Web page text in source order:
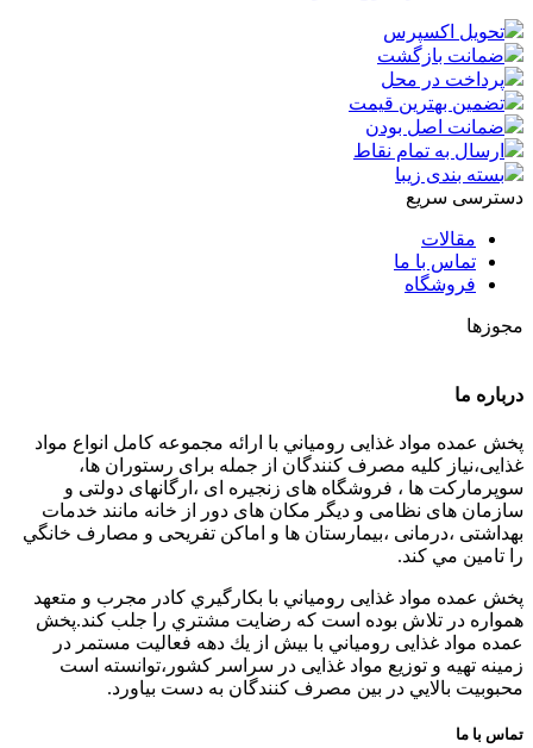
تحویل اکسپرس
ضمانت بازگشت
پرداخت در محل
تضمین بهترین قیمت
ضمانت اصل بودن
ارسال به تمام نقاط
بسته بندی زیبا
دسترسی سریع
مقالات
تماس با ما
فروشگاه
مجوزها
درباره ما
پخش عمده مواد غذایی رومياني با ارائه مجموعه كامل انواع مواد
غذایی،نياز كليه مصرف كنندگان از جمله برای رستوران ها،
سوپرمارکت ها ، فروشگاه های زنجیره ای ،ارگانهای دولتی و
سازمان های نظامی و دیگر مکان های دور از خانه مانند خدمات
بهداشتی ،درمانی ،بیمارستان ها و اماکن تفریحی و مصارف خانگي
را تامین مي كند.
پخش عمده مواد غذایی رومياني با بكارگيري كادر مجرب و متعهد
همواره در تلاش بوده است كه رضايت مشتري را جلب كند.پخش
عمده مواد غذایی رومياني با بيش از يك دهه فعاليت مستمر در
زمينه تهيه و توزيع مواد غذایی در سراسر كشور،توانسته است
محبوبيت بالايي در بين مصرف كنندگان به دست بياورد.
تماس با ما